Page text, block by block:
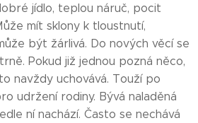
jídlo, teplou náruč, pocit
mít sklony k tloustnutí,
být žárlivá. Do nových věcí se
Pokud již jednou pozná něco,
navždy uchovává. Touží po
udržení rodiny. Bývá naladěná
ní nachází. Často se nechává